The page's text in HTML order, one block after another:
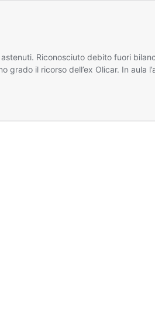
Riconosciuto debito fuori
il ricorso dell’ex Olicar. In aula